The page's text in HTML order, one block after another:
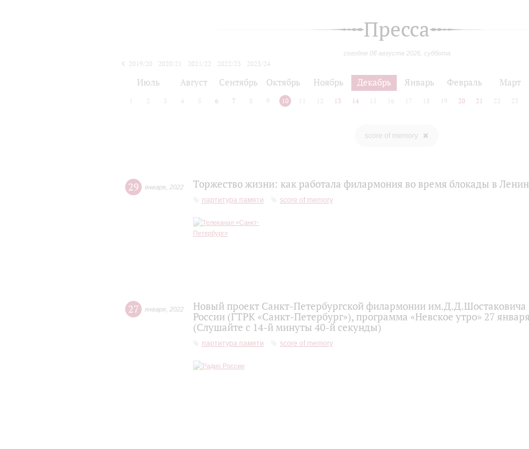
Пресса
сегодня 08 августа 2026, суббота
2019/20 2020/21 2021/22 2022/23
2023/24
Июль Август Сентябрь Октябрь Ноябрь Декабрь Январь Февраль Март
2 3 4 5 6 7 8 9 10 12 13 14 15 16 17 18 19 20 21 22 23
score of memory
29 января 2022 Торжество жизни: как работала филармония во время блокады в
партитура памяти score of memory
27 января 2022
Новый проект Санкт-Петербургской филармонии им.Д.Д.Шостаковича
России (ГТРК «Санкт-Петербург»), программа «Невское утро» 27
(Слушайте с 14-й минуты 40-й секунды)
партитура памяти score of memory